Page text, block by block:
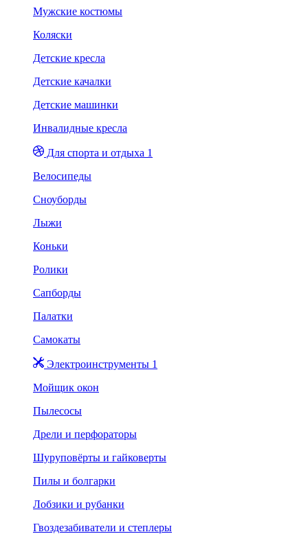
Мужские костюмы
Коляски
Детские кресла
Детские качалки
Детские машинки
Инвалидные кресла
Для спорта и отдыха 1
Велосипеды
Сноуборды
Лыжи
Коньки
Ролики
Сапборды
Палатки
Самокаты
Электроинструменты 1
Мойщик окон
Пылесосы
Дрели и перфораторы
Шуруповёрты и гайковерты
Пилы и болгарки
Лобзики и рубанки
Гвоздезабиватели и степлеры